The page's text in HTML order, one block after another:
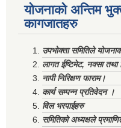
योजनाको अन्तिम
कागजातहरु
उपभोक्ता समितिले
लागत ईष्टिमेट, नक्सा
नापी निरिक्षण फाराम।
कार्य सम्पन्न प्रतिवेदन ।
विल भरपाईहरु
समितिको अध्यक्षले